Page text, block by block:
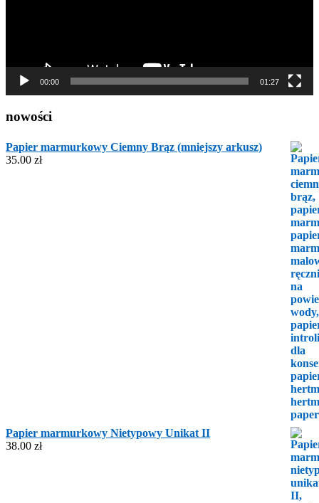
00:00 01:27
nowości
Papier marmurkowy Ciemny Brąz (mniejszy arkusz)
35.00 zł
Papier marmurkowy Nietypowy Unikat II
38.00 zł